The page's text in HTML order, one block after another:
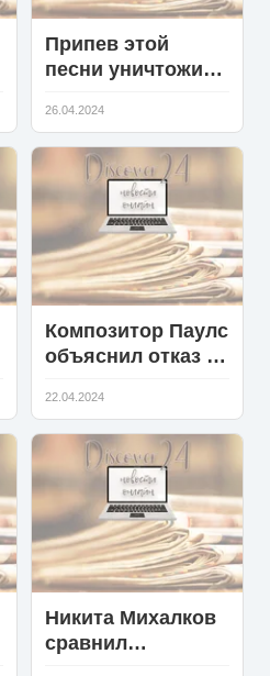
Припев этой
песни уничтожил
90-х: агрессивный
звук и
психоделический
26.04.2024
Композитор Паулс
объяснил отказ от
Пугачевой:
прошлое
вспоминать не
интересно
22.04.2024
Никита Михалков
сравнил